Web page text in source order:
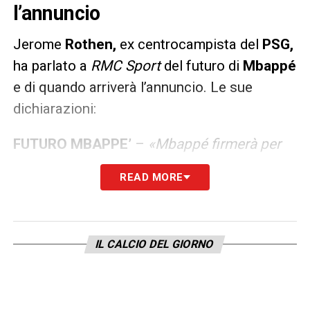
l’annuncio
Jerome Rothen, ex centrocampista del PSG,
ha parlato a RMC Sportdel futuro di Mbappé
e di quando arriverà l’annuncio. Le sue
dichiarazioni:
FUTURO MBAPPE’ – «Mbappé firmerà per
il Real Madrid, non dico niente di nuovo a
nessuno. Lo annuncerà prima dell’Europeo,
Madrid sarà eliminato. Finché c’è la
READ MORE
IL CALCIO DEL GIORNO